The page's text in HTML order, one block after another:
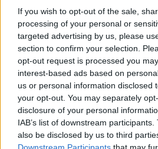
If you wish to opt-out of the sale,
processing of your personal or
targeted advertising by us, please
section to confirm your selection.
opt-out request is processed you
interest-based ads based on
us or personal information disclosed
your opt-out. You may separately
disclosure of your personal
IAB’s list of downstream
also be disclosed by us to third
Downstream Participants that may